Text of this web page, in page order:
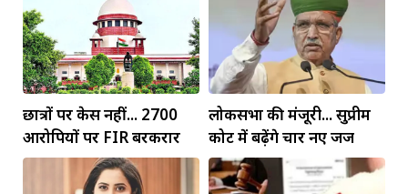
छात्रों पर केस नहीं... 2700
आरोपियों पर FIR बरकरार
लोकसभा की मंजूरी... सुप्रीम
कोर्ट में बढ़ेंगे चार नए जज